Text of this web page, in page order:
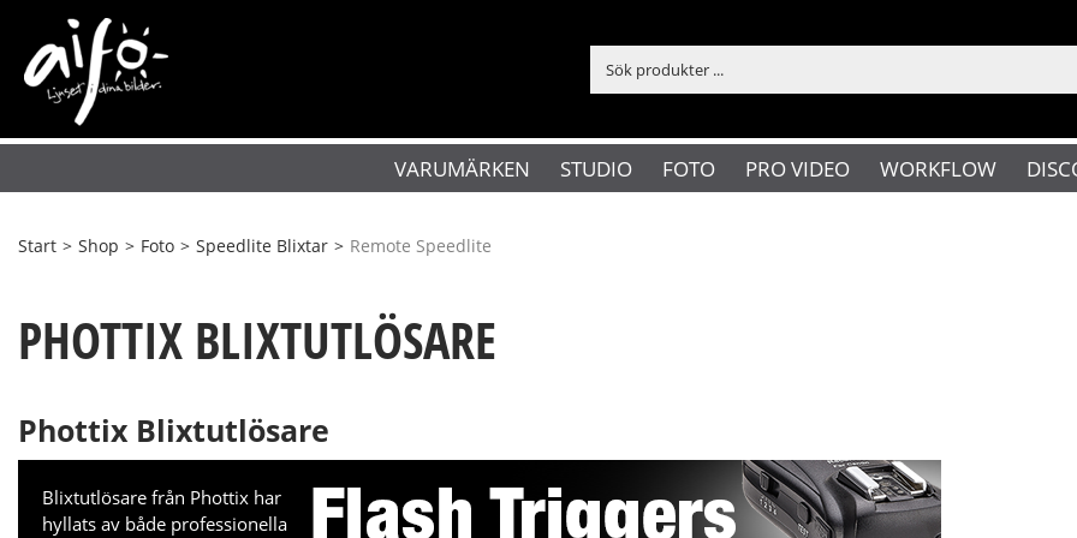
VARUMÄRKEN STUDIO FOTO PRO VIDEO WORKFLOW
Start > Shop > Foto > Speedlite Blixtar > Remote Speedlite
PHOTTIX BLIXTUTLÖSARE
Phottix Blixtutlösare
Blixtutlösare från Phottix har
hyllats av både professionella